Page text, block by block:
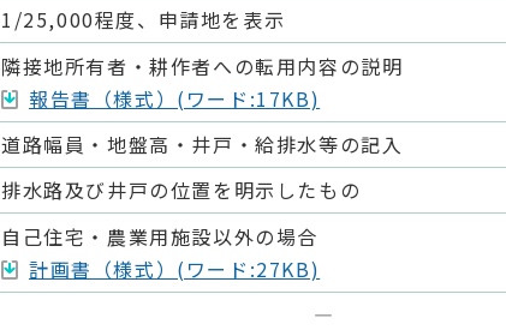
1/25,000程度、申請地を表示
隣接地所有者・耕作者への転用内容の説明
報告書（様式）(ワード:17KB)
道路幅員・地盤高・井戸・給排水等の記入
排水路及び井戸の位置を明示したもの
自己住宅・農業用施設以外の場合
計画書（様式）(ワード:27KB)
―